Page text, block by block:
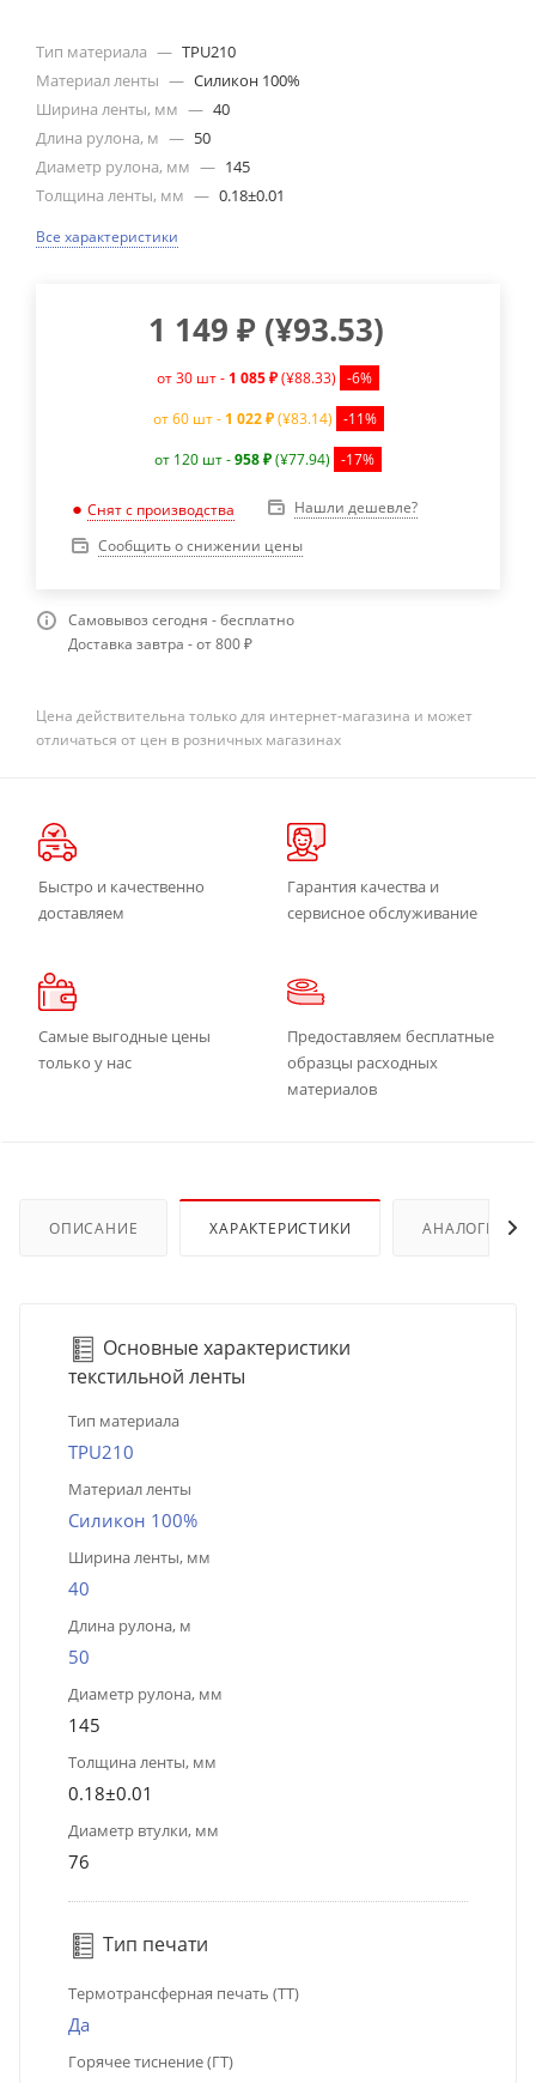
Тип материала — TPU210
Материал ленты — Силикон 100%
Ширина ленты, мм — 40
Длина рулона, м — 50
Диаметр рулона, мм — 145
Толщина ленты, мм — 0.18±0.01
Все характеристики
1 149 ₽ (¥93.53)
от 30 шт - 1 085 ₽(¥88.33) -6%
от 60 шт - 1 022 ₽ (¥83.14) -11%
от 120 шт -958 ₽(¥77.94) -17%
Снят с производства
Нашли дешевле?
Сообщить о снижении цены
Самовывоз сегодня - бесплатно
Доставка завтра - от 800 ₽
Цена действительна только для интернет-магазина и может
отличаться от цен в розничных магазинах
Быстро и качественно
доставляем
Гарантия качества и
сервисное обслуживание
Самые выгодные цены
только у нас
Предоставляем бесплатные
образцы расходных
материалов
ОПИСАНИЕ ХАРАКТЕРИСТИКИ АНАЛОГИ
Основные характеристики
текстильной ленты
Тип материала
TPU210
Материал ленты
Силикон 100%
Ширина ленты, мм
40
Длина рулона, м
50
Диаметр рулона, мм
145
Толщина ленты, мм
0.18±0.01
Диаметр втулки, мм
76
Тип печати
Термотрансферная печать (ТТ)
Да
Горячее тиснение (ГТ)